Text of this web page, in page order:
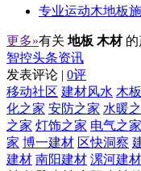
专业运动木地板
更多»有关 地板 木材 的
智控头条资讯
发表评论 | 0评
移动社区 建材风水 木
化之家 安防之家 水暖
之家 灯饰之家 电气之家
家 博一建材 区快洞察
建材 南阳建材 漯河建材